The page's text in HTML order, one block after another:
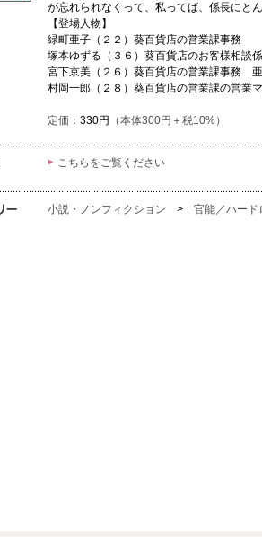
が忘れられなくって、私ってば、係長にと
【登場人物】
緑町亜子（２２）葵百貨店の営業課事務
塚本ゆずる（３６）葵百貨店のお客様相談
宮下京美（２６）葵百貨店の営業課事務
村岡一郎（２８）葵百貨店の営業課の営業
定価： 330円 （本体300円＋税10%）
こちらをご覧ください
小説・ノンフィクション > 官能／ハード